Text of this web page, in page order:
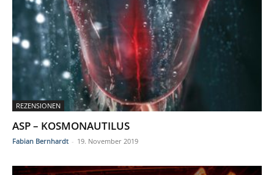
REZENSIONEN
ASP – KOSMONAUTILUS
Fabian Bernhardt - 19. November 2019